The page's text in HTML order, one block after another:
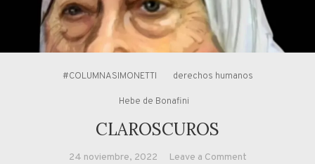
#COLUMNASIMONETTI derechos humanos
Hebe de Bonafini
CLAROSCUROS
24 noviembre, 2022 Leave a Commenton